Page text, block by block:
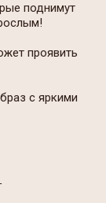
поднимут
проявить
с яркими